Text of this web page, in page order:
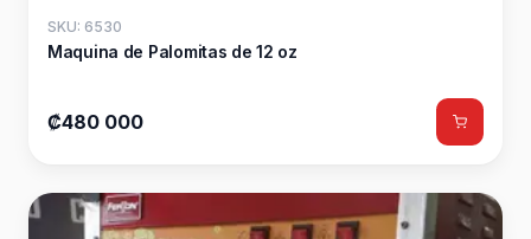
SKU: 6530
Maquina de Palomitas de 12 oz
₡480 000